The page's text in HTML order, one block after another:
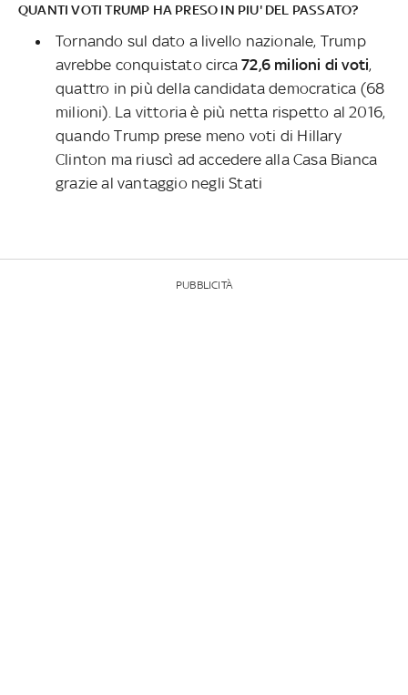
QUANTI VOTI TRUMP HA PRESO IN PIU' DEL PASSATO?
Tornando sul dato a livello nazionale, Trump
avrebbe conquistato circa 72,6 milioni di voti,
quattro in più della candidata democratica (68
milioni). La vittoria è più netta rispetto al 2016,
quando Trump prese meno voti di Hillary
Clinton ma riuscì ad accedere alla Casa Bianca
grazie al vantaggio negli Stati
PUBBLICITÀ